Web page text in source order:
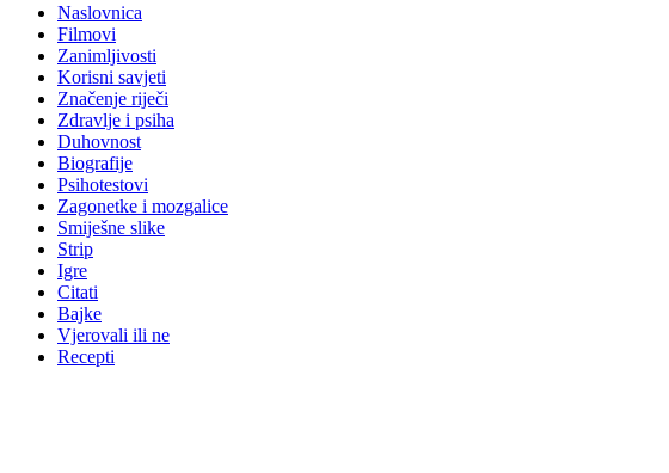
Naslovnica
Filmovi
Zanimljivosti
Korisni savjeti
Značenje riječi
Zdravlje i psiha
Duhovnost
Biografije
Psihotestovi
Zagonetke i mozgalice
Smiješne slike
Strip
Igre
Citati
Bajke
Vjerovali ili ne
Recepti